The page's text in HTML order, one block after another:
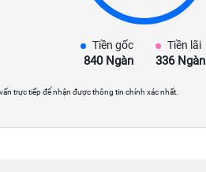
Tiền gốc
840 Ngàn
Tiền lãi
336 Ngàn
trực tiếp để nhận được thông tin chính xác nhất.